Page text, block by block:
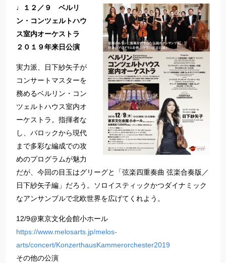
♩１２／９ ベルリ
ン・コンツェルトハウ
ス室内オーケストラ
２０１９年来日公演
実力派、日下紗矢子が
コンサートマスターを
務めるベルリン・コン
ツェルトハウス室内オ
ーケストラ。指揮者な
し、バロックから現代
まで多彩な編成での攻
めのプログラムが魅力
だが、今回の目玉はグリーグと「弦楽四重奏曲 弦楽合奏版／
日下紗矢子編」だろう。ソロイスティックかつダイナミック
なアンサンブルで北欧世界を広げてくれよう。
12/9@東京文化会館小ホール
https://www.melosarts.jp/melos-
arts/concert/KonzerthausKammerorchester2019
その他の公演